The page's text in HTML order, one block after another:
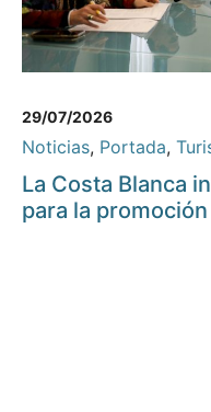
29/07/2026
Noticias, Portada,
La Costa Blanca
para la